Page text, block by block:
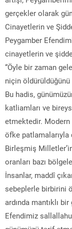
gerçekler olarak
Cinayetlerin ve
Peygamber
cinayetlerin ve
“Öyle bir zaman
niçin
Bu hadis,
katliamları ve
etmektedir.
öfke patlamalarıyla
Birleşmiş
oranları bazı
İnsanlar, maddî
sebeplerle birbirini
ardında mantıklı
Efendimiz